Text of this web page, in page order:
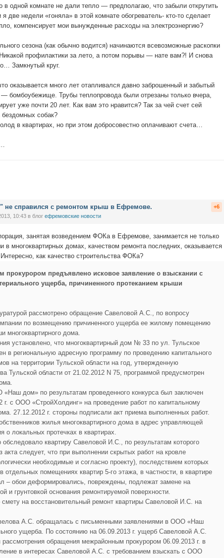
в одной комнате не дали тепло — предполагаю, что забыли открутить
я две недели «гоняла» в этой комнате обогреватель- кто-то сделает
компенсирует мои вынужденные расходы на электроэнергию?
сезона (как обычно водится) начинаются всевозможные раскопки
профилактики за лето, а потом порывы — нате вам?! И снова
Замкнутый круг.
оказывается много лет отапливался давно заброшенный и забытый
бомбоубежище. Трубы теплопровода были отрезаны только вчера,
уже почти 20 лет. Как вам это нравится? Так за чей счет сей
собак?
в квартирах, но при этом добросовестно оплачивают счета…
не справился с ремонтом крыш в Ефремове.
10:43 в блог ефремовские новости
+6
занятая возведением ФОКа в Ефремове, занимается не только
многоквартирных домах, качеством ремонта последних, оказывается
как качество строительства ФОКа?
предъявлено исковое заявление о взыскании с
ущерба, причиненного протеканием крыши
рассмотрено обращение Савеловой А.С., по вопросу
по возмещению причиненного ущерба ее жилому помещению
многоквартирного дома.
установлено, что многоквартирный дом № 33 по ул. Тульское
в региональную адресную программу по проведению капитального
на территории Тульской области на год, утвержденную
Тульской области от 21.02.2012 N 75, программой предусмотрен
дом» по результатам проведенного конкурса был заключен
г. с ООО «СтройХолдинг» на проведение работ по капитальному
27.12.2012 г. стороны подписали акт приема выполненных работ.
жилья многоквартирного дома в адрес управляющей
о локальных протечках в квартирах.
квартиру Савеловой И.С., по результатам которого
акта следует, что при выполнении скрытых работ на кровле
необходимые и согласно проекту), последствием которых
отдельных помещениях квартир 5-го этажа, в частности, в квартире
– обои деформировались, повреждены, подлежат замене на
и грунтовкой основания ремонтируемой поверхности.
на восстановительный ремонт квартиры Савеловой И.С. на
А.С. обращалась с письменными заявлениями в ООО «Наш
ущерба. По состоянию на 06.09.2013 г. ущерб Савеловой А.С.
обращения межрайонным прокурором 06.09.2013 г. в
в интересах Савеловой А.С. с требованием взыскать с ООО